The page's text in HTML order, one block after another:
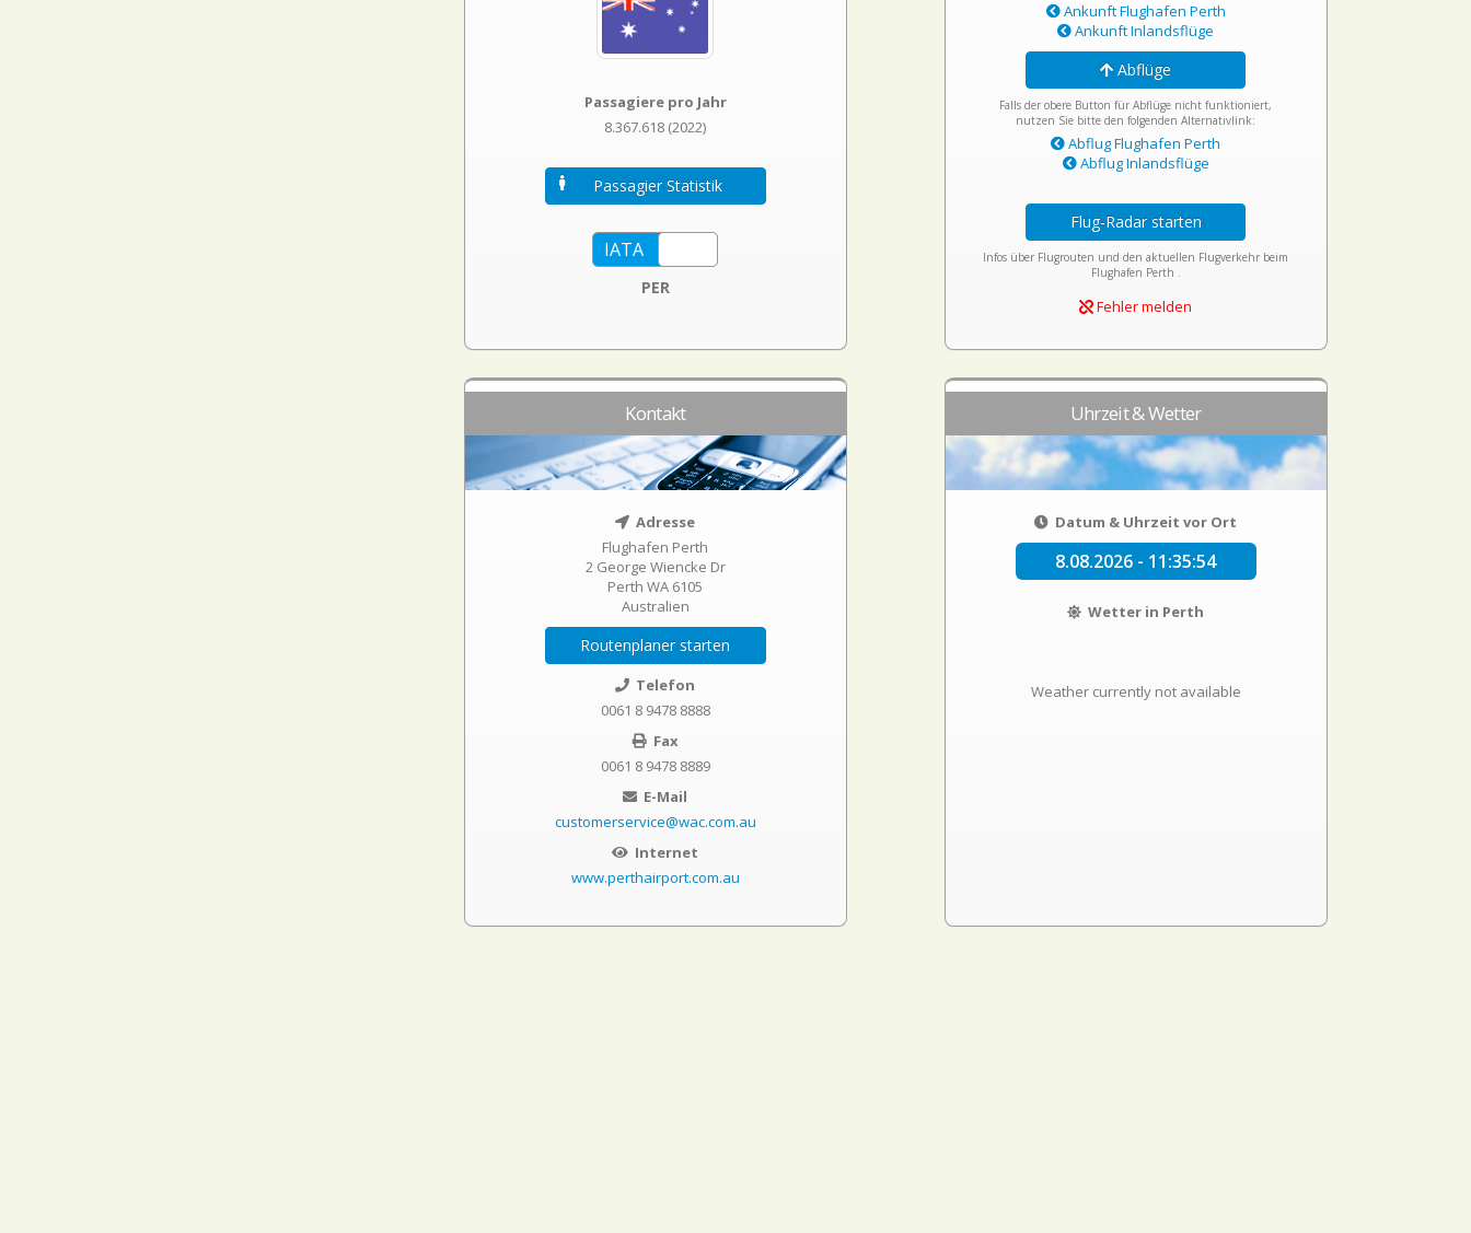
Passagiere pro Jahr
8.367.618 (2022)
Passagier Statistik
PER
Ankunft Flughafen Perth
Ankunft Inlandsflüge
Abflüge
Falls der obere Button für Abflüge nicht funktioniert,
nutzen Sie bitte den folgenden Alternativlink:
Abflug Flughafen Perth
Abflug Inlandsflüge
Flug-Radar starten
Infos über Flugrouten und den aktuellen Flugverkehr beim
Flughafen Perth .
Fehler melden
Kontakt
Adresse
Flughafen Perth
2 George Wiencke Dr
Perth WA 6105
Australien
Routenplaner starten
Telefon
0061 8 9478 8888
Fax
0061 8 9478 8889
E-Mail
customerservice@wac.com.au
Internet
www.perthairport.com.au
Uhrzeit & Wetter
Datum & Uhrzeit vor Ort
8.08.2026 - 11:35:54
Wetter in Perth
Weather currently not available